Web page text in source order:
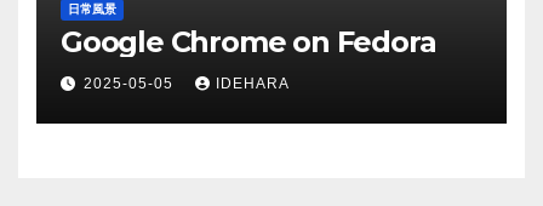
日常風景
Google Chrome on Fedora
2025-05-05 IDEHARA